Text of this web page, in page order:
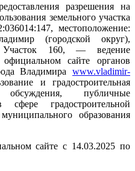
разрешения на
земельного участка
местоположение:
(городской округ),
Участок 160, — ведение
официальном сайте органов
Владимира www.vladimir-
и градостроительная
обсуждения, публичные
градостроительной
образования
сайте с 14.03.2025 по